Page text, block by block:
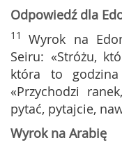
Odpowiedź dla
11Wyrok na
Seiru: «Stróżu,
która to godzina
«Przychodzi
pytać, pytajcie,
Wyrok na Arabię